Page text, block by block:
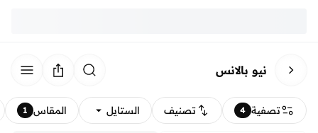
نيو بالانس
تصفية 4 تصنيف الستايل المقاس 1